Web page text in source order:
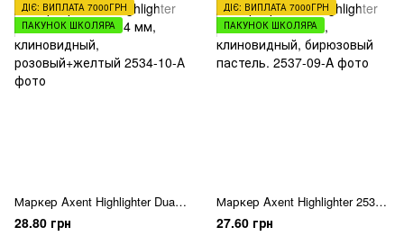
ДІЄ: ВИПЛАТА 7000ГРН
ПАКУНОК ШКОЛЯРА
Маркер Axent Highlighter Dual 2534-10-A, 2-4 мм, клиновидный, розовый+желтый
28.80 грн
ДІЄ: ВИПЛАТА 7000ГРН
ПАКУНОК ШКОЛЯРА
Маркер Axent Highlighter 2537-09-A, 1-5 мм, клиновидный, бирюзовый пастель.
27.60 грн